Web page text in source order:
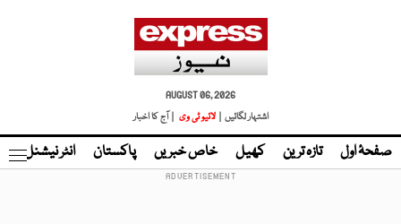
AUGUST 06, 2026
اشتہار لگائیں |
لائیو ٹی وی | آج کا اخبار
صفحۂ اول تازہ ترین کھیل خاص خبریں پاکستان انٹر نیشنل